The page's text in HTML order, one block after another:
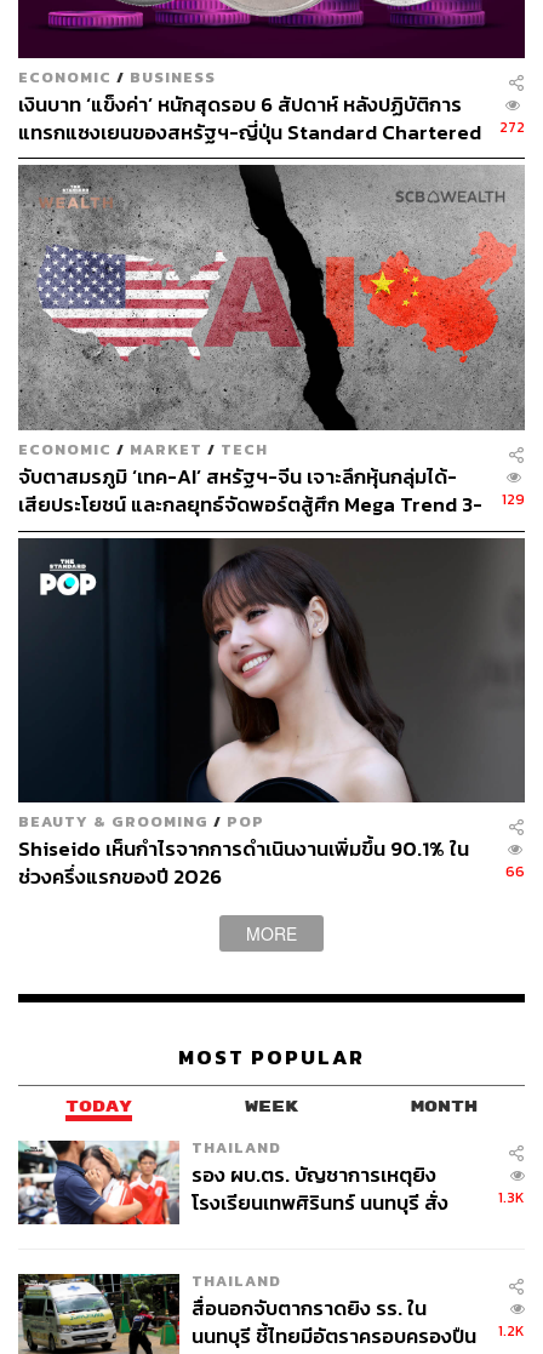
ECONOMIC / BUSINESS
เงินบาท ‘แข็งค่า’ หนักสุดรอบ 6 สัปดาห์ หลังปฏิบัติการ
แทรกแซงเยนของสหรัฐฯ-ญี่ปุ่น Standard Chartered
เปิดเป้าสิ้นปีนี้จ่อแข็งต่อแตะ 32.50 บาทต่อดอลลาร์
272
ECONOMIC / MARKET / TECH
จับตาสมรภูมิ ‘เทค-AI’ สหรัฐฯ-จีน เจาะลึกหุ้นกลุ่มได้-
เสียประโยชน์ และกลยุทธ์จัดพอร์ตสู้ศึก Mega Trend 3-
5 ปีข้างหน้า
129
BEAUTY & GROOMING / POP
Shiseido เห็นกำไรจากการดำเนินงานเพิ่มขึ้น 90.1% ใน
ช่วงครึ่งแรกของปี 2026
66
MORE
MOST POPULAR
TODAY WEEK MONTH
THAILAND
รอง ผบ.ตร. บัญชาการเหตุยิง
โรงเรียนเทพศิรินทร์ นนทบุรี สั่ง
1.3K
THAILAND
สื่อนอกจับตากราดยิง รร. ใน
นนทบุรี ชี้ไทยมีอัตราครอบครองปืน
1.2K